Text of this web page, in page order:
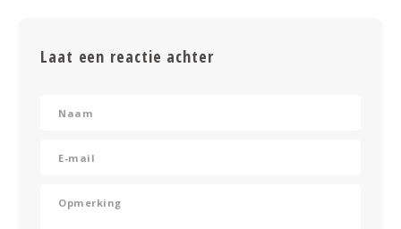
Laat een reactie achter